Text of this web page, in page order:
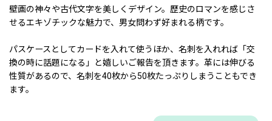
壁画の神々や古代文字を美しくデザイン。歴史のロマンを感じさ
せるエキゾチックな魅力で、男女問わず好まれる柄です。
パスケースとしてカードを入れて使うほか、名刺を入れれば「交
換の時に話題になる」と嬉しいご報告を頂きます。革には伸びる
性質があるので、名刺を40枚から50枚たっぷりしまうこともでき
ます。